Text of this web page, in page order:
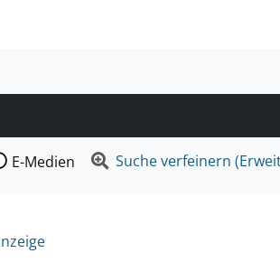
suchen wollen.
E-Medien Suche verfeinern